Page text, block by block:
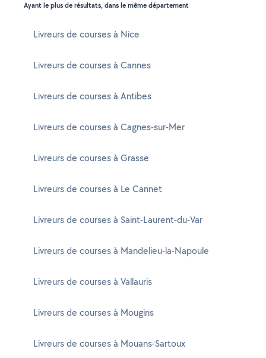
Ayant le plus de résultats, dans le même département
Livreurs de courses à Nice
Livreurs de courses à Cannes
Livreurs de courses à Antibes
Livreurs de courses à Cagnes-sur-Mer
Livreurs de courses à Grasse
Livreurs de courses à Le Cannet
Livreurs de courses à Saint-Laurent-du-Var
Livreurs de courses à Mandelieu-la-Napoule
Livreurs de courses à Vallauris
Livreurs de courses à Mougins
Livreurs de courses à Mouans-Sartoux